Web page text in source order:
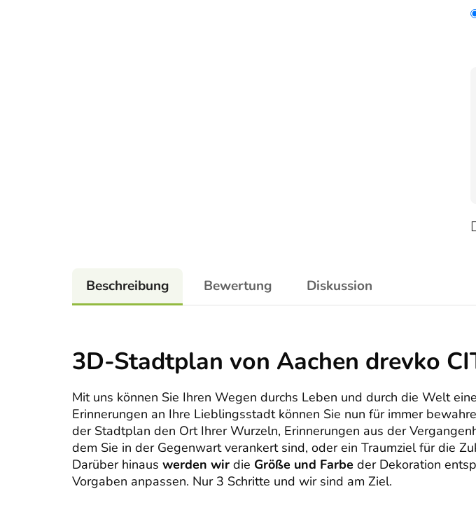
Beschreibung Bewertung Diskussion
3D-Stadtplan von Aachen drevko
Mit uns können Sie Ihren Wegen durchs Leben und durch die Welt
Erinnerungen an Ihre Lieblingsstadt können Sie nun für immer
der Stadtplan den Ort Ihrer Wurzeln, Erinnerungen aus der
dem Sie in der Gegenwart verankert sind, oder ein Traumziel für die
Darüber hinaus werden wir die Größe und Farbe der Dekoration
Vorgaben anpassen. Nur 3 Schritte und wir sind am Ziel.